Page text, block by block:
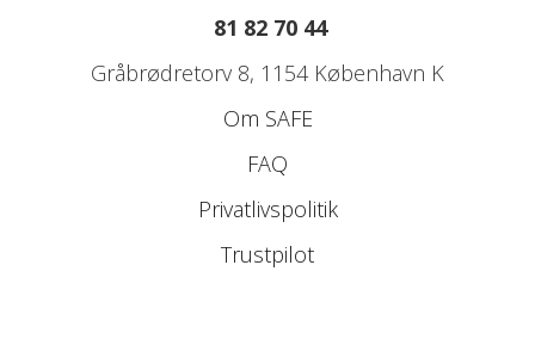
81 82 70 44
Gråbrødretorv 8, 1154 København K
Om SAFE
FAQ
Privatlivspolitik
Trustpilot